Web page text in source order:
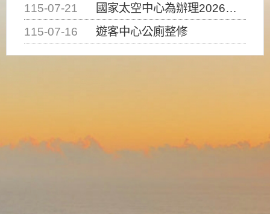
115-07-21
國家太空中心為辦理2026台灣盃火箭競賽，陸、海、空域警戒及協調相關事宜，因颱風備案事宜
115-07-16
遊客中心公廁整修